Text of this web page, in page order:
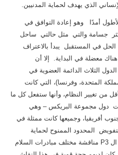
الذي يهدف لحماية المدنيين.
أمدًا وهو إعادة التوافق في
جسامة والتي مثل حالتي ساحل
2011؟ إن مفتاح الحل في المستقبل يبدأ بالاعتراف
معضلة في البداية. إلا أن
الثلاث الدائمة العضوية في
المتحدة، وفرنسا)، التي كانت
من تغيير النظام، وأنها ستفعل كل ما
دول مجموعة البريكس – وهي
أفريقيا، وجميعها كانت ممثلة في
المحدود الممنوح لحماية
المدنيين (لا سيما عندما رفضت دول ال P3 مناقشة مختلف مبادرات السلام